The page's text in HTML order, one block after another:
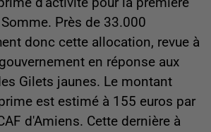
Près de 33.000
donc cette allocation, revue à
en réponse aux
Gilets jaunes. Le montant
est estimé à 155 euros par
d'Amiens. Cette dernière à